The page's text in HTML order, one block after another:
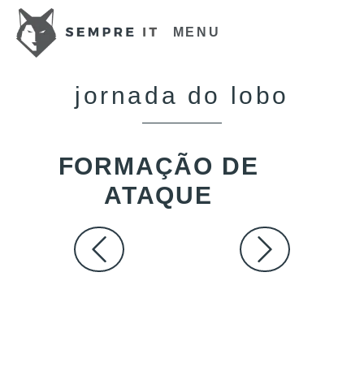
MENU
jornada do lobo
FORMAÇÃO DE
ATAQUE